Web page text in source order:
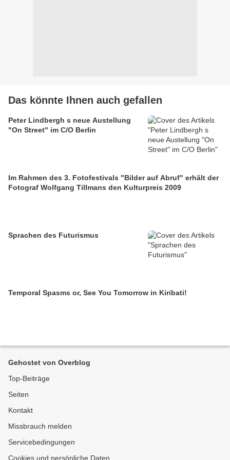
Das könnte Ihnen auch gefallen
Peter Lindbergh s neue Austellung
"On Street" im C/O Berlin
Im Rahmen des 3. Fotofestivals "Bilder auf Abruf" erhält der
Fotograf Wolfgang Tillmans den Kulturpreis 2009
Sprachen des Futurismus
Temporal Spasms or, See You Tomorrow in Kiribati!
Gehostet von Overblog
Top-Beiträge
Seiten
Kontakt
Missbrauch melden
Servicebedingungen
Cookies und persönliche Daten